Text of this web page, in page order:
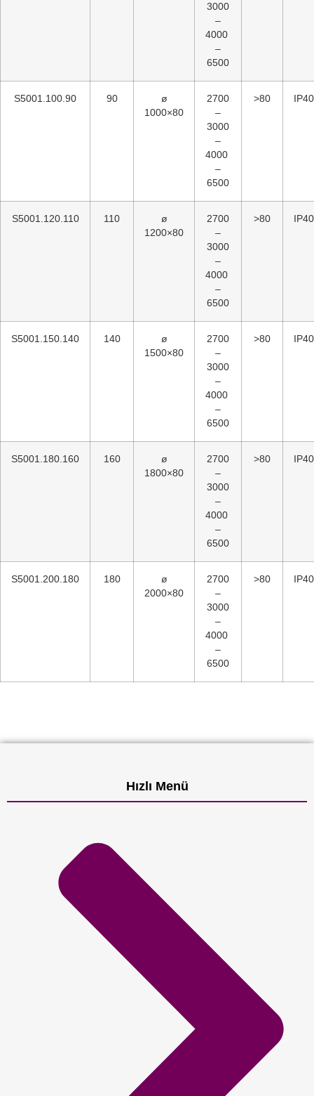
3000
–
4000
–
6500
S5001.100.90 90
ø
1000×80
2700
–
3000
–
4000
–
6500
>80 IP40
S5001.120.110 110
ø
1200×80
2700
–
3000
–
4000
–
6500
>80 IP40
S5001.150.140 140
ø
1500×80
2700
–
3000
–
4000
–
6500
>80 IP40
S5001.180.160 160
ø
1800×80
2700
–
3000
–
4000
–
6500
>80 IP40
S5001.200.180 180
ø
2000×80
2700
–
3000
–
4000
–
6500
>80 IP40
Hızlı Menü